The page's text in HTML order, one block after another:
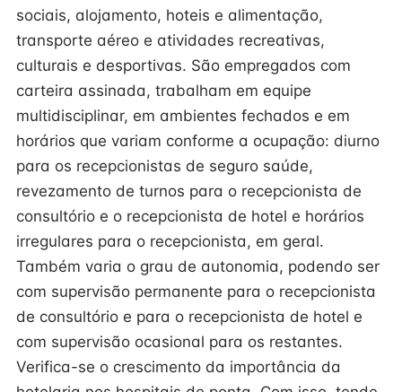
sociais, alojamento, hoteis e alimentação,
transporte aéreo e atividades recreativas,
culturais e desportivas. São empregados com
carteira assinada, trabalham em equipe
multidisciplinar, em ambientes fechados e em
horários que variam conforme a ocupação: diurno
para os recepcionistas de seguro saúde,
revezamento de turnos para o recepcionista de
consultório e o recepcionista de hotel e horários
irregulares para o recepcionista, em geral.
Também varia o grau de autonomia, podendo ser
com supervisão permanente para o recepcionista
de consultório e para o recepcionista de hotel e
com supervisão ocasional para os restantes.
Verifica-se o crescimento da importância da